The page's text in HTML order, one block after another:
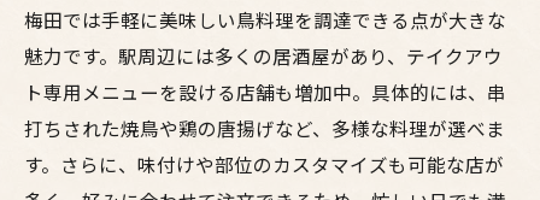
梅田では手軽に美味しい鳥料理を調達できる点が大きな
魅力です。駅周辺には多くの居酒屋があり、テイクアウ
ト専用メニューを設ける店舗も増加中。具体的には、串
打ちされた焼鳥や鶏の唐揚げなど、多様な料理が選べま
す。さらに、味付けや部位のカスタマイズも可能な店が